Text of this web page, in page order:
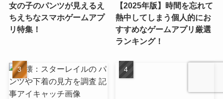
女の子のパンツが見えるえ
ちえちなスマホゲームアプ
リ特集！
【2025年版】時間を忘れて
熱中してしまう個人的にお
すすめなゲームアプリ厳選
ランキング！